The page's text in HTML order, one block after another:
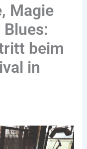
Magie
beim
in